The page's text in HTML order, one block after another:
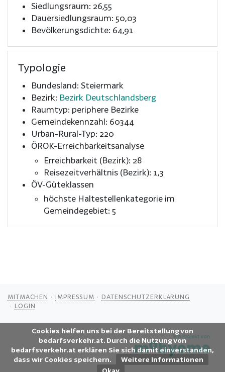
Cookies helfen uns bei der Bereitstellung von
bedarfsverkehr.at. Durch die Nutzung von
bedarfsverkehr.at erklären Sie sich damit einverstanden,
dass wir Cookies speichern.
Weitere Informationen
Siedlungsraum: 26,55
Dauersiedlungsraum: 50,03
Bevölkerungsdichte: 64,91
Typologie
Bundesland: Steiermark
Bezirk: Bezirk Deutschlandsberg
Raumtyp: periphere Bezirke
Gemeindekennzahl: 60344
Urban-Rural-Typ: 220
ÖROK-Erreichbarkeitsanalyse
Erreichbarkeit (Bezirk): 28
Reisezeitverhältnis (Bezirk): 1,3
ÖV-Güteklassen
höchste Haltestellenkategorie im
Gemeindegebiet: 5
MITMACHEN IMPRESSUM
DATENSCHUTZERKLÄRUNG
LOGIN